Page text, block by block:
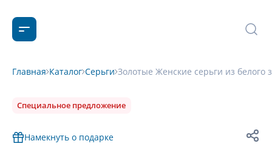
Главная Каталог Серьги Золотые Женские серьги из белого
Специальное предложение
Намекнуть о подарке